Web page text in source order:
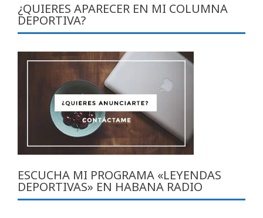
¿QUIERES APARECER EN MI COLUMNA
DEPORTIVA?
ESCUCHA MI PROGRAMA «LEYENDAS
DEPORTIVAS» EN HABANA RADIO